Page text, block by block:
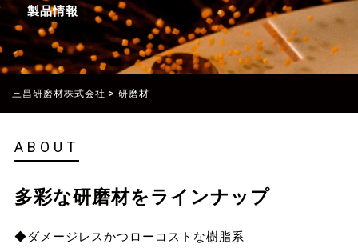
製品情報
三昌研磨材株式会社 > 研磨材
ABOUT
多彩な研磨材をラインナップ
◆ダメージレスかつローコストな樹脂系